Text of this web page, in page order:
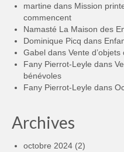
martine dans Mission
commencent
Namasté La Maison des
Dominique Picq dans
Gabel dans Vente
Fany Pierrot-Leyle dans
bénévoles
Fany Pierrot-Leyle dans
Archives
octobre 2024 (2)